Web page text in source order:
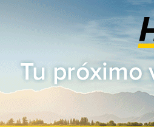
Jueves 6 de Agosto
de 2026
17.9ºc | Buenos Aires, AR